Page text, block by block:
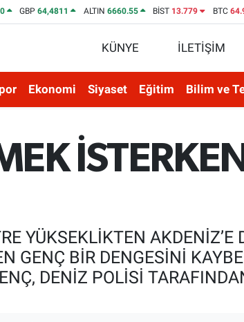
GBP64,4811 ALTIN 6660.55 BİST 13.779 BTC
KÜNYE İLETİŞİM
Ekonomi Siyaset Eğitim Bilim ve
YÜKSEKLİKTEN
GENÇ BİR DENGESİNİ
DENİZ POLİSİ